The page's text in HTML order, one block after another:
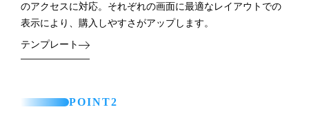
のアクセスに対応。それぞれの画面に最適なレイアウトでの
表示により、購入しやすさがアップします。
テンプレート
POINT2